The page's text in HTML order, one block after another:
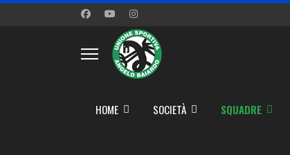
HOME SOCIETÀ SQUADRE